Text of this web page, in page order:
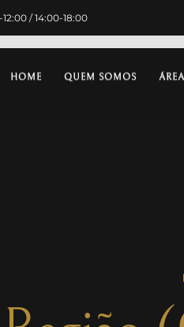
/ 14:00-18:00
HOME QUEM SOMOS